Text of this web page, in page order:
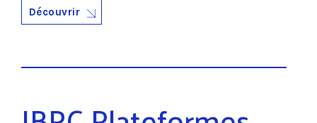
Découvrir